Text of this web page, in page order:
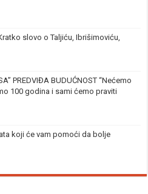
slovo o Taljiću, Ibrišimoviću,
PREDVIĐA BUDUĆNOST “Nećemo
100 godina i sami ćemo praviti
koji će vam pomoći da bolje